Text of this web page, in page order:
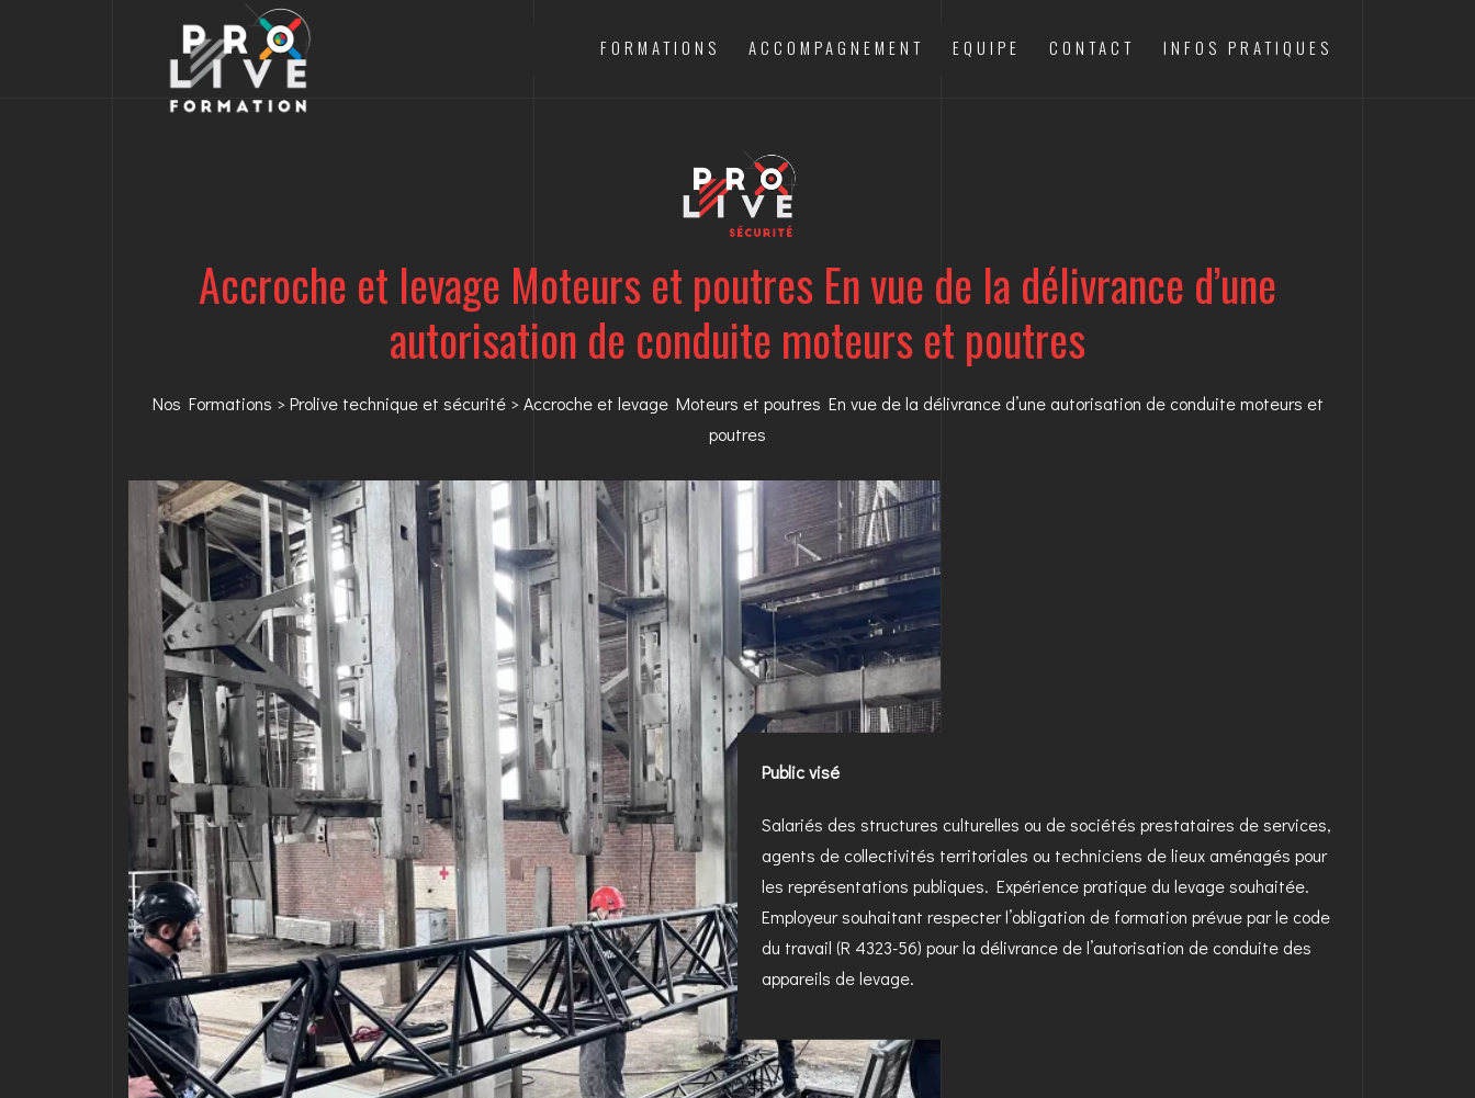
FORMATIONS ACCOMPAGNEMENT EQUIPE CONTACT INFOS PRATIQUES
Accroche et levage Moteurs et poutres En vue de la délivrance d’une
autorisation de conduite moteurs et poutres
Nos Formations >Prolive technique et sécurité> Accroche et levage Moteurs et poutres En vue de la délivrance d’une autorisation de conduite moteurs et
poutres
Public visé
Salariés des structures culturelles ou de sociétés prestataires de services,
agents de collectivités territoriales ou techniciens de lieux aménagés pour
les représentations publiques. Expérience pratique du levage souhaitée.
Employeur souhaitant respecter l’obligation de formation prévue par le code
du travail (R 4323-56) pour la délivrance de l’autorisation de conduite des
appareils de levage.